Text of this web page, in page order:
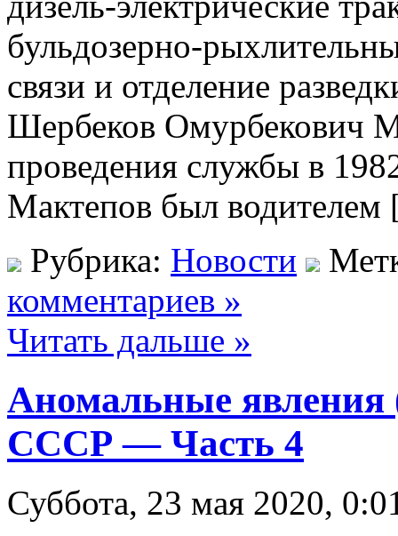
бульдозерно-
связи и отделение
Шербеков Омурбекович
проведения службы в
Мактепов был
Рубрика: Новости
комментариев »
Читать дальше »
Аномальные явления
СССР — Часть 4
Суббота, 23 мая 2020,